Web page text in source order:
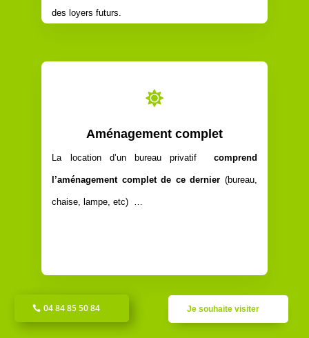
des loyers futurs.

Aménagement complet
La location d’un bureau privatif comprend
l’aménagement complet de ce dernier (bureau,
chaise, lampe, etc) …
04 84 85 50 84 Je souhaite visiter